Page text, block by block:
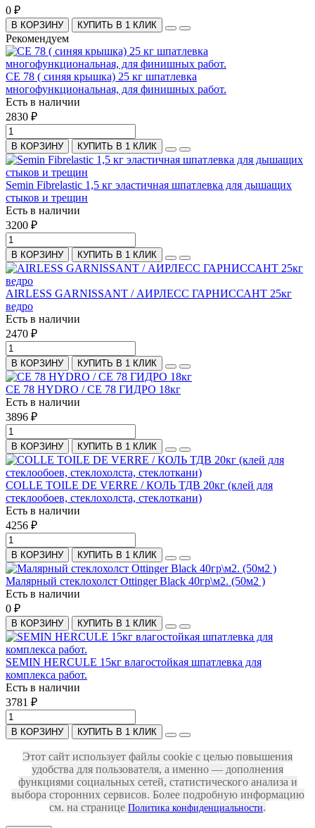
0 ₽
В КОРЗИНУ КУПИТЬ В 1 КЛИК
Рекомендуем
СЕ 78 ( синяя крышка) 25 кг шпатлевка
многофункциональная, для финишных работ.
Есть в наличии
2830 ₽
В КОРЗИНУ КУПИТЬ В 1 КЛИК
Semin Fibrelastic 1,5 кг эластичная шпатлевка для дышащих
стыков и трещин
Есть в наличии
3200 ₽
В КОРЗИНУ КУПИТЬ В 1 КЛИК
AIRLESS GARNISSANT / АИРЛЕСС ГАРНИССАНТ 25кг
ведро
Есть в наличии
2470 ₽
В КОРЗИНУ КУПИТЬ В 1 КЛИК
CE 78 HYDRO / CE 78 ГИДРО 18кг
Есть в наличии
3896 ₽
В КОРЗИНУ КУПИТЬ В 1 КЛИК
COLLE TOILE DE VERRE / КОЛЬ ТДВ 20кг (клей для
стеклообоев, стеклохолста, стеклоткани)
Есть в наличии
4256 ₽
В КОРЗИНУ КУПИТЬ В 1 КЛИК
Малярный стеклохолст Ottinger Black 40гр\м2. (50м2 )
Есть в наличии
0 ₽
В КОРЗИНУ КУПИТЬ В 1 КЛИК
SEMIN HERCULE 15кг влагостойкая шпатлевка для
комплекса работ.
Есть в наличии
3781 ₽
В КОРЗИНУ КУПИТЬ В 1 КЛИК
Этот сайт использует файлы cookie с целью повышения
удобства для пользователя, а именно — дополнения
функциями социальных сетей, статистического анализа и
выбора сторонних сервисов. Более подробную информацию
см. на странице Политика конфиденциальности.